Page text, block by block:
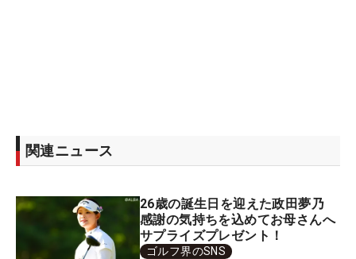
関連ニュース
26歳の誕生日を迎えた政田夢乃
感謝の気持ちを込めてお母さんへ
サプライズプレゼント！
ゴルフ界のSNS